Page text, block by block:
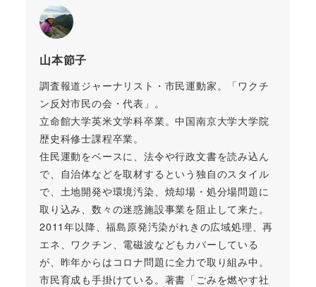
山本節子
調査報道ジャーナリスト・市民運動家。「ワクチ
ン反対市民の会・代表」。
立命館大学英米文学科卒業。中国南京大学大学院
歴史科修士課程卒業。
住民運動をベースに、法令や行政文書を読み込ん
で、自治体などを取材するという独自のスタイル
で、土地開発や環境汚染、焼却場・処分場問題に
取り込み、数々の迷惑施設事業を阻止して来た。
2011年以降、福島原発汚染がれきの広域処理、再
エネ、ワクチン、電磁波などもカバーしている
が、昨年からはコロナ問題に全力で取り組み中。
市民育成も手掛けている。著書「ごみを燃やす社